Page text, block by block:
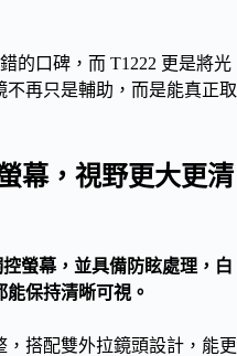
的口碑，而 T1222 更是將光
再只是輔助，而是能真正取
幕，視野更大更清
螢幕，並具備防眩處理，白
保持清晰可視。
搭配雙外拉鏡頭設計，能更